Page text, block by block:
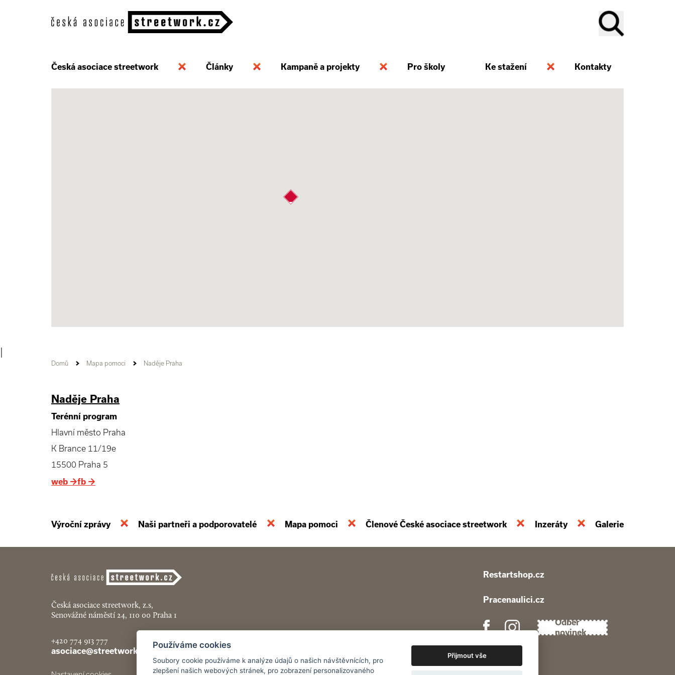
Česká asociace streetwork Články Kampaně a projekty Pro školy Ke stažení Kontakty
Domů Mapa pomoci Naděje Praha
Naděje Praha
Terénní program
Hlavní město Praha
K Brance 11/19e
15500 Praha 5
web →fb →
Výroční zprávy Naši partneři a podporovatelé Mapa pomoci Členové České asociace streetwork Inzeráty Galerie
Česká asociace streetwork, z.s,
Senovážné náměstí 24, 110 00 Praha 1
+420 774 913 777
asociace@streetwork.cz
Restartshop.cz
Pracenaulici.cz
Odběr
novinek
Používáme cookies
Soubory cookie používáme k analýze údajů o našich návštěvnících, pro
zlepšení našich webových stránek, pro zobrazení personalizovaného
Přijmout vše